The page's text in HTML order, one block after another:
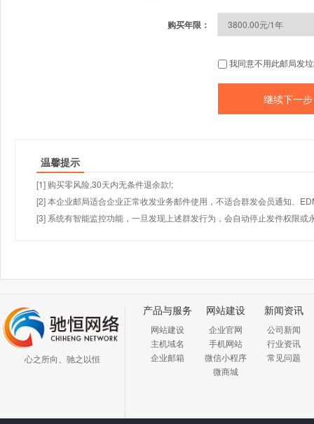
购买年限：
我同意不用此邮局发
温馨提示
[1] 购买零风险,30天内无条件退余款!;
[2] 本企业邮局适合企业正常收发业务邮件使用，不适合群发会员通知、
[3] 系统有智能监控功能，一旦发现上述群发行为，会自动停止发件权限或
心之所向、驰之以恒
产品与服务
网站建设
主机域名
企业邮箱
网站建设
企业官网
手机网站
微信小程序
微商城
新闻资讯
公司新闻
行业资讯
常见问题